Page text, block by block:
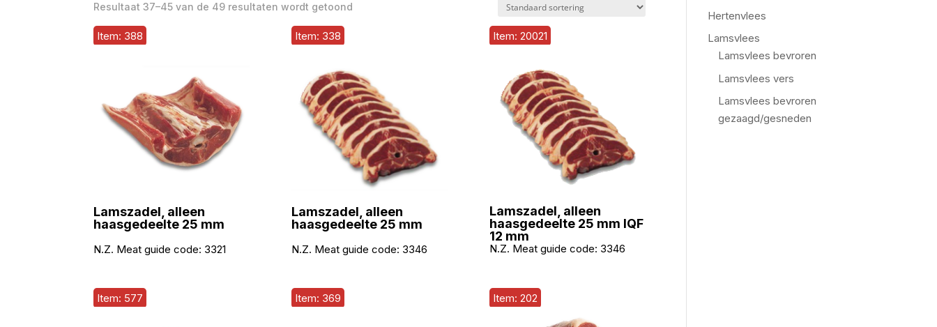
Resultaat 37–45 van de 49 resultaten wordt getoond
Item: 388
Lamszadel, alleen
haasgedeelte 25 mm
N.Z. Meat guide code: 3321
Item: 338
Lamszadel, alleen
haasgedeelte 25 mm
N.Z. Meat guide code: 3346
Item: 20021
Lamszadel, alleen
haasgedeelte 25 mm IQF
12 mm
N.Z. Meat guide code: 3346
Item: 577 Item: 369 Item: 202
Hertenvlees
Lamsvlees
Lamsvlees bevroren
Lamsvlees vers
Lamsvlees bevroren
gezaagd/gesneden